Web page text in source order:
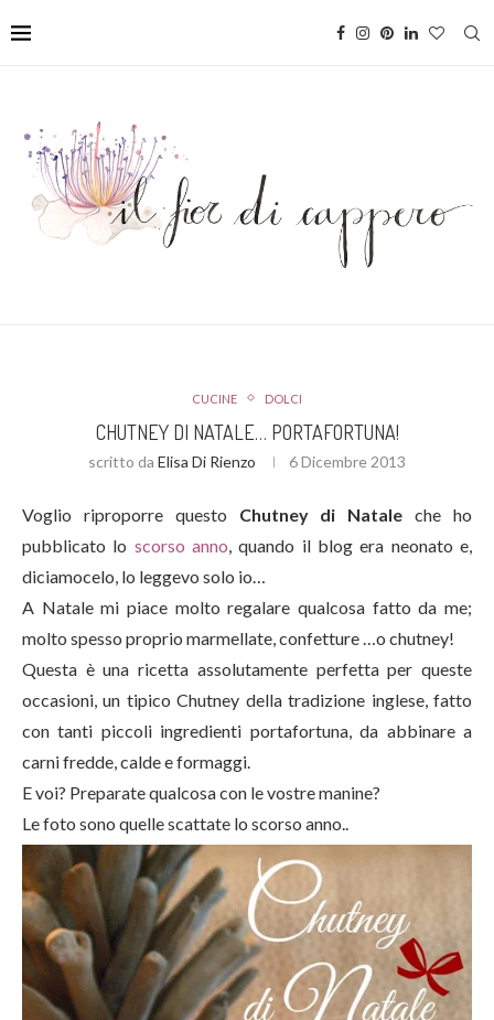
CUCINE DOLCI
CHUTNEY DI NATALE… PORTAFORTUNA!
scritto da Elisa Di Rienzo 6 Dicembre 2013
Voglio riproporre questo Chutney di Natale che ho
pubblicato lo scorso anno , quando il blog era neonato e,
diciamocelo, lo leggevo solo io…
A Natale mi piace molto regalare qualcosa fatto da me;
molto spesso proprio marmellate, confetture …o chutney!
Questa è una ricetta assolutamente perfetta per queste
occasioni, un tipico Chutney della tradizione inglese, fatto
con tanti piccoli ingredienti portafortuna, da abbinare a
carni fredde, calde e formaggi.
E voi? Preparate qualcosa con le vostre manine?
Le foto sono quelle scattate lo scorso anno..